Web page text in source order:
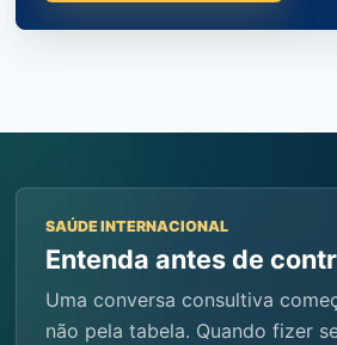
SAÚDE INTERNACIONAL
Entenda antes de
Uma conversa consultiva
não pela tabela. Quando fizer